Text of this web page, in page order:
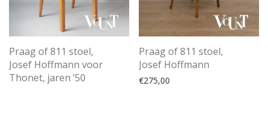
Praag of 811 stoel,
Josef Hoffmann voor
Thonet, jaren ’50
Praag of 811 stoel,
Josef Hoffmann
€275,00